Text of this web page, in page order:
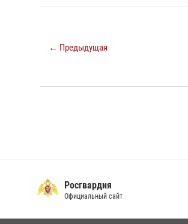
← Предыдущая
Росгвардия
Официальный сайт